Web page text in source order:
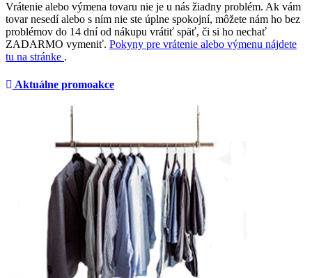
Vrátenie alebo výmena tovaru nie je u nás žiadny problém. Ak vám
tovar nesedí alebo s ním nie ste úplne spokojní, môžete nám ho bez
problémov do 14 dní od nákupu vrátiť späť, či si ho nechať
ZADARMO vymeniť. Pokyny pre vrátenie alebo výmenu nájdete
tu na stránke .
Aktuálne promoakce